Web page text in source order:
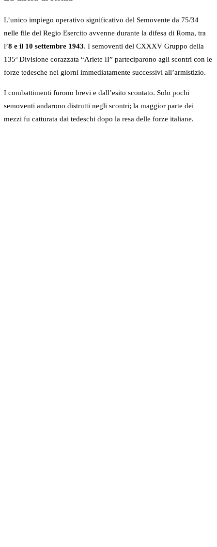
L’unico impiego operativo significativo del Semovente da 75/34
nelle file del Regio Esercito avvenne durante la difesa di Roma, tra
l’8 e il 10 settembre 1943. I semoventi del CXXXV Gruppo della
135ª Divisione corazzata “Ariete II” parteciparono agli scontri con le
forze tedesche nei giorni immediatamente successivi all’armistizio.
I combattimenti furono brevi e dall’esito scontato. Solo pochi
semoventi andarono distrutti negli scontri; la maggior parte dei
mezzi fu catturata dai tedeschi dopo la resa delle forze italiane.